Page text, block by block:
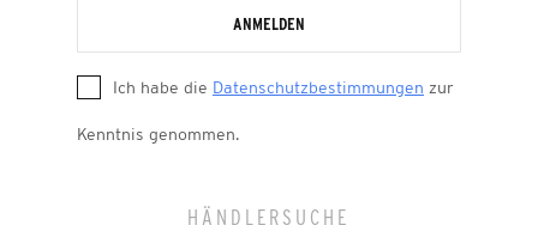
ANMELDEN
Ich habe die Datenschutzbestimmungen zur
Kenntnis genommen.
HÄNDLERSUCHE